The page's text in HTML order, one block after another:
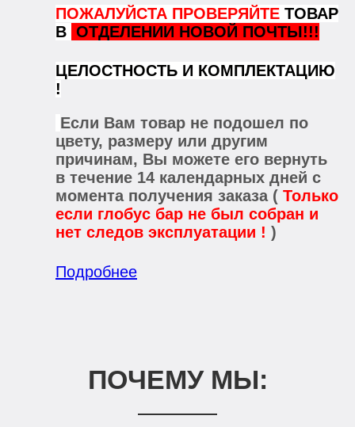
ПОЖАЛУЙСТА ПРОВЕРЯЙТЕ ТОВАР
В ОТДЕЛЕНИИ НОВОЙ ПОЧТЫ!!!
ЦЕЛОСТНОСТЬ И КОМПЛЕКТАЦИЮ
!
Если Вам товар не подошел по
цвету, размеру или другим
причинам, Вы можете его вернуть
в течение 14 календарных дней с
момента получения заказа ( Только
если глобус бар не был собран и
нет следов эксплуатации ! )
Подробнее
ПОЧЕМУ МЫ: